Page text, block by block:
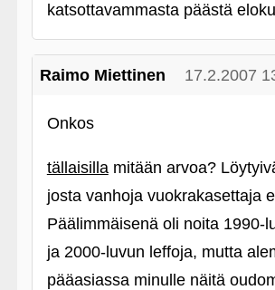
katsottavammasta päästä
Raimo Miettinen 17.2.2007
Onkos
tällaisillamitään arvoa?
josta vanhoja vuokrakasettaja
Päälimmäisenä oli noita 1990-
ja 2000-luvun leffoja, mutta
pääasiassa minulle näitä